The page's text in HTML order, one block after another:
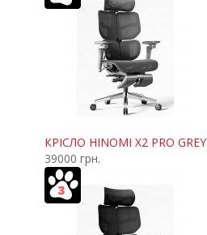
КРІСЛО HINOMI X2 PRO GREY
39000 грн.